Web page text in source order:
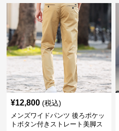
¥12,800 (税込)
メンズワイドパンツ 後ろポケッ
トボタン付きストレート美脚ス